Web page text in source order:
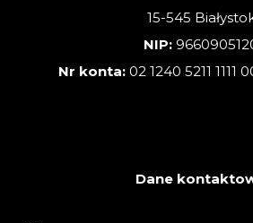
15-545
NIP:
Nr konta: 02 1240 5211 1111
Dane